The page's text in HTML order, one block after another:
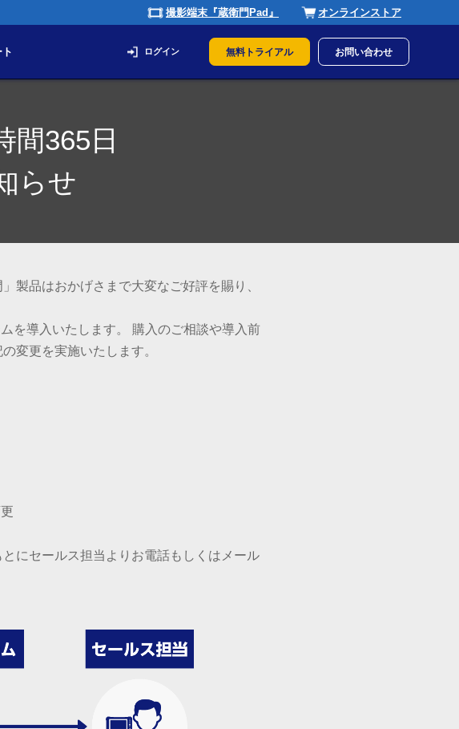
撮影端末『蔵衛門Pad』 オンラインストア
ログイン 無料トライアル お問い合わせ
間365日
らせ
製品はおかげさまで大変なご好評を賜り、
を導入いたします。 購入のご相談や導入前
変更を実施いたします。
にセールス担当よりお電話もしくはメール